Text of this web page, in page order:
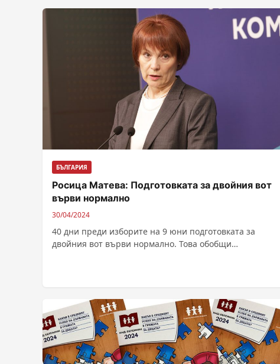
БЪЛГАРИЯ
Росица Матева: Подготовката за двойния вот
върви нормално
30/04/2024
40 дни преди изборите на 9 юни подготовката за
двойния вот върви нормално. Това обобщи